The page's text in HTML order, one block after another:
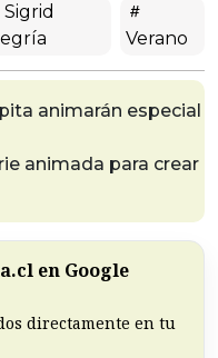
Sigrid
Verano
animarán especial
animada para crear
en Google
directamente en tu